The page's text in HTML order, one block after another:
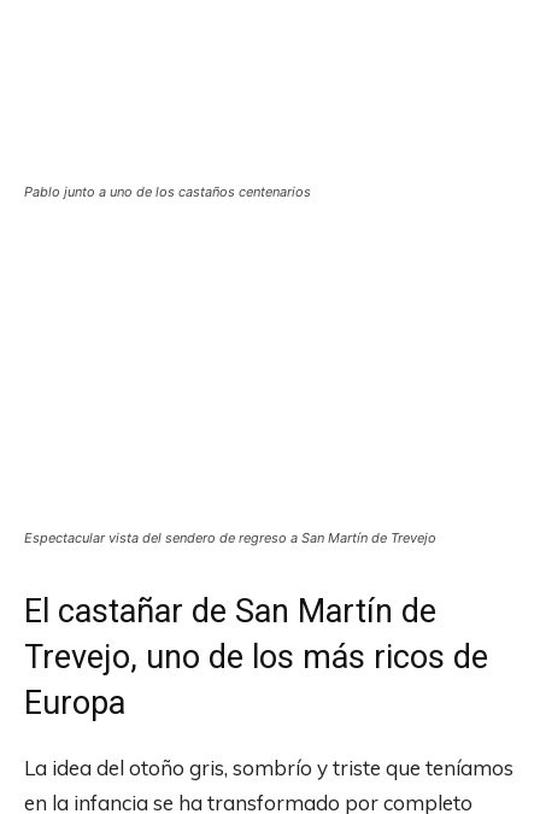
Pablo junto a uno de los castaños centenarios
Espectacular vista del sendero de regreso a San Martín de Trevejo
El castañar de San Martín de
Trevejo, uno de los más ricos de
Europa
La idea del otoño gris, sombrío y triste que teníamos
en la infancia se ha transformado por completo